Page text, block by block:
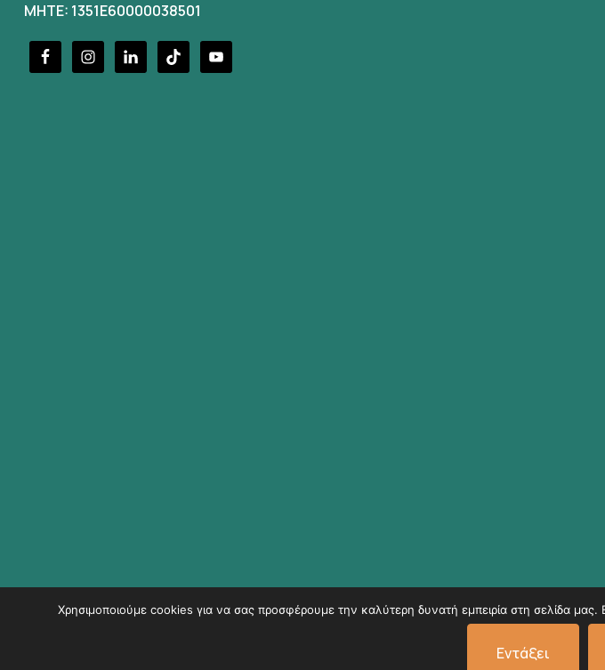
MHTE: 1351E60000038501
© Copyright 2026VK
Όροι
Χρησιμοποιούμε cookies για να σας προσφέρουμε την καλύτερη δυνατή εμπειρία στη σελίδα
Εντάξει